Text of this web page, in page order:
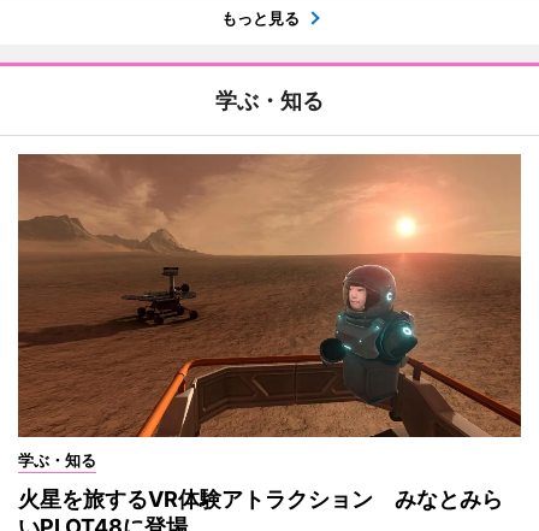
もっと見る
学ぶ・知る
学ぶ・知る
火星を旅するVR体験アトラクション みなとみら